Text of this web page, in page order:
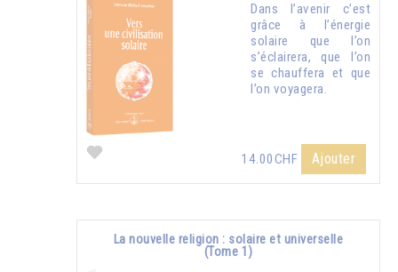
Dans l’avenir c’est
grâce à l’énergie
solaire que l’on
s’éclairera, que l’on
se chauffera et que
l’on voyagera.
14.00CHF Ajouter
La nouvelle religion : solaire et universelle
(Tome 1)